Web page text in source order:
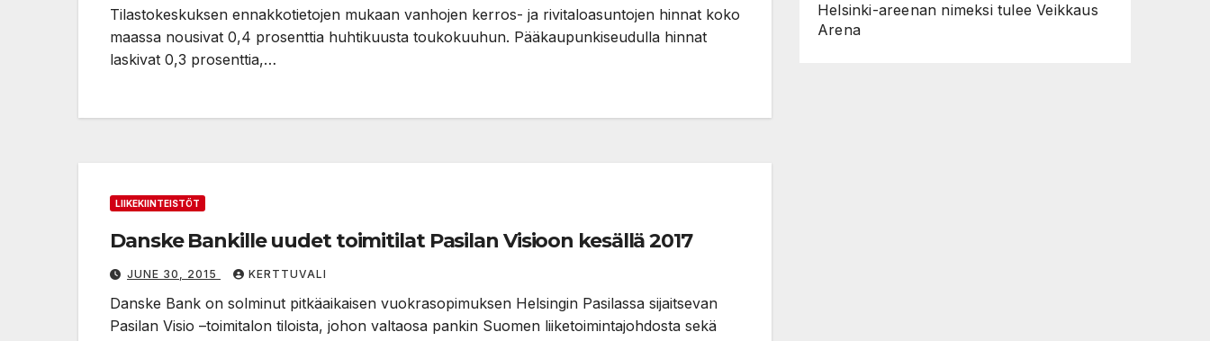
Tilastokeskuksen ennakkotietojen mukaan vanhojen kerros- ja rivitaloasuntojen hinnat koko
maassa nousivat 0,4 prosenttia huhtikuusta toukokuuhun. Pääkaupunkiseudulla hinnat
laskivat 0,3 prosenttia,…
LIIKEKIINTEISTÖT
Danske Bankille uudet toimitilat Pasilan Visioon kesällä 2017
JUNE 30, 2015 KERTTUVALI
Danske Bank on solminut pitkäaikaisen vuokrasopimuksen Helsingin Pasilassa sijaitsevan
Pasilan Visio –toimitalon tiloista, johon valtaosa pankin Suomen liiketoimintajohdosta sekä
Helsinki-areenan nimeksi tulee Veikkaus
Arena